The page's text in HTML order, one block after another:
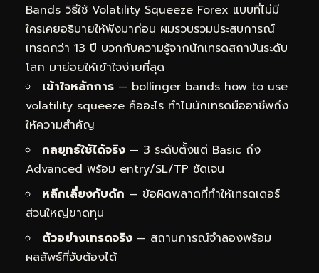
Bands วิธีใช้ Volatility Squeeze Forex แบบที่ไม่มี
ใครเคยอธิบายให้ฟังมาก่อน ผมรวบรวมประสบการณ์
เทรดกว่า 13 ปี บวกกับความรู้จากนักเทรดสถาบันระดับ
โลก มาย่อยให้เข้าใจง่ายที่สุด
เข้าใจหลักการ — bollinger bands how to use
volatility squeeze คืออะไร ทำไมนักเทรดมืออาชีพถึง
ให้ความสำคัญ
กลยุทธ์ใช้ได้จริง — 3 ระดับตั้งแต่ Basic ถึง
Advanced พร้อม entry/SL/TP ชัดเจน
หลีกเลี่ยงกับดัก — ข้อผิดพลาดที่ทำให้เทรดเดอร์
ส่วนใหญ่ขาดทุน
ตัวอย่างเทรดจริง — สถานการณ์จำลองพร้อม
ผลลัพธ์ที่จับต้องได้